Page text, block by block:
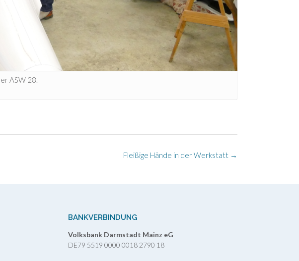
ASW 28.
Fleißige Hände in der Werkstatt →
BANKVERBINDUNG
Volksbank Darmstadt Mainz eG
DE79 5519 0000 0018 2790 18